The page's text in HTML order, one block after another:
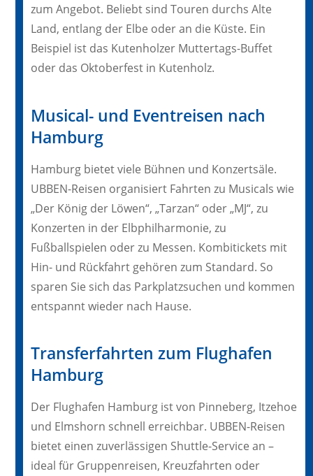
zum Angebot. Beliebt sind Touren durchs Alte
Land, entlang der Elbe oder an die Küste. Ein
Beispiel ist das Kutenholzer Muttertags-Buffet
oder das Oktoberfest in Kutenholz.
Musical- und Eventreisen nach
Hamburg
Hamburg bietet viele Bühnen und Konzertsäle.
UBBEN-Reisen organisiert Fahrten zu Musicals wie
„Der König der Löwen“, „Tarzan“ oder „MJ“, zu
Konzerten in der Elbphilharmonie, zu
Fußballspielen oder zu Messen. Kombitickets mit
Hin- und Rückfahrt gehören zum Standard. So
sparen Sie sich das Parkplatzsuchen und kommen
entspannt wieder nach Hause.
Transferfahrten zum Flughafen
Hamburg
Der Flughafen Hamburg ist von Pinneberg, Itzehoe
und Elmshorn schnell erreichbar. UBBEN-Reisen
bietet einen zuverlässigen Shuttle-Service an –
ideal für Gruppenreisen, Kreuzfahrten oder